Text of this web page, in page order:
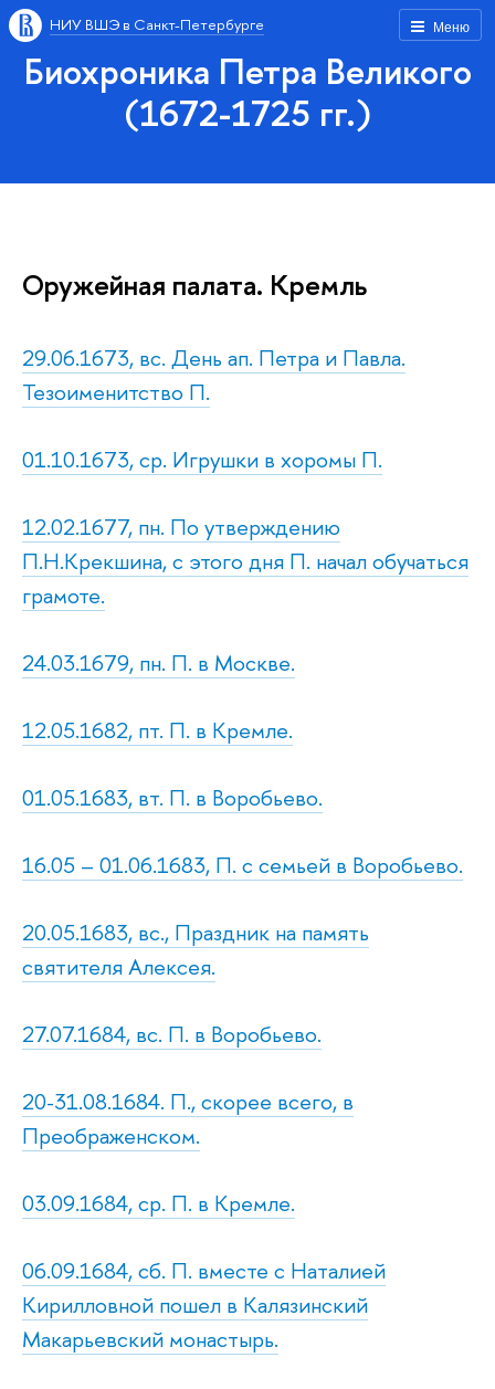
Меню
НИУ ВШЭ в Санкт-Петербурге
Биохроника Петра Великого
(1672-1725 гг.)
Оружейная палата. Кремль
29.06.1673, вс. День ап. Петра и Павла.
Тезоименитство П.
01.10.1673, ср. Игрушки в хоромы П.
12.02.1677, пн. По утверждению
П.Н.Крекшина, с этого дня П. начал обучаться
грамоте.
24.03.1679, пн. П. в Москве.
12.05.1682, пт. П. в Кремле.
01.05.1683, вт. П. в Воробьево.
16.05 – 01.06.1683, П. с семьей в Воробьево.
20.05.1683, вс., Праздник на память
святителя Алексея.
27.07.1684, вс. П. в Воробьево.
20-31.08.1684. П., скорее всего, в
Преображенском.
03.09.1684, ср. П. в Кремле.
06.09.1684, сб. П. вместе с Наталией
Кирилловной пошел в Калязинский
Макарьевский монастырь.